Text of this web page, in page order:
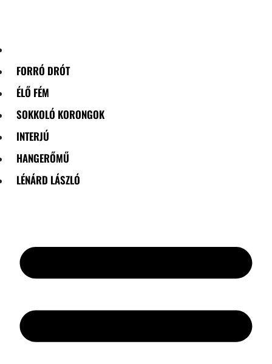
FORRÓ DRÓT
ÉLŐ FÉM
SOKKOLÓ KORONGOK
INTERJÚ
HANGERŐMŰ
LÉNÁRD LÁSZLÓ